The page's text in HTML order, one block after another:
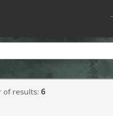
of results: 6